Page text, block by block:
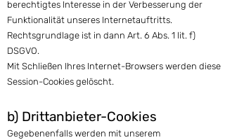
berechtigtes Interesse in der Verbesserung der
Funktionalität unseres Internetauftritts.
Rechtsgrundlage ist in dann Art. 6 Abs. 1 lit. f)
DSGVO.
Mit Schließen Ihres Internet-Browsers werden diese
Session-Cookies gelöscht.
b) Drittanbieter-Cookies
Gegebenenfalls werden mit unserem